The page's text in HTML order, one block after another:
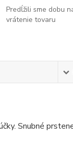
Predĺžili sme dobu
vrátenie tovaru
Snubné